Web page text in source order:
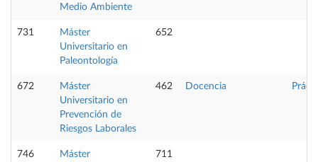
Medio Ambiente
731
Máster
Universitario en
Paleontología
652
672
Máster
Universitario en
Prevención de
Riesgos Laborales
462 Docencia
746 Máster 711